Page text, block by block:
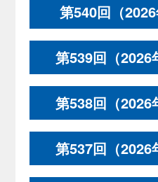
第540回（2026
第539回（2026
第538回（2026
第537回（2026